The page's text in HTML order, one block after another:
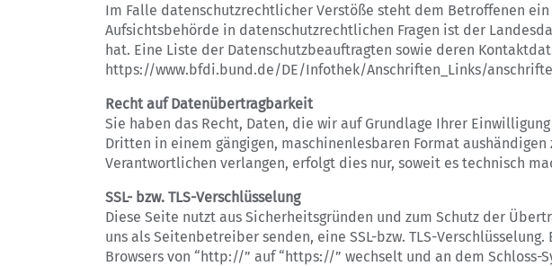
Im Falle datenschutzrechtlicher Verstöße steht dem Betroffenen
Aufsichtsbehörde in datenschutzrechtlichen Fragen ist der
hat. Eine Liste der Datenschutzbeauftragten sowie deren
https://www.bfdi.bund.de/DE/Infothek/Anschriften_Links/
Recht auf Datenübertragbarkeit
Sie haben das Recht, Daten, die wir auf Grundlage Ihrer
Dritten in einem gängigen, maschinenlesbaren Format
Verantwortlichen verlangen, erfolgt dies nur, soweit es technisch
SSL- bzw. TLS-Verschlüsselung
Diese Seite nutzt aus Sicherheitsgründen und zum Schutz der
uns als Seitenbetreiber senden, eine SSL-bzw. TLS-
Browsers von “http://” auf “https://” wechselt und an dem Schloss-